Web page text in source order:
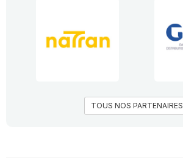
TOUS NOS PARTENAIRES